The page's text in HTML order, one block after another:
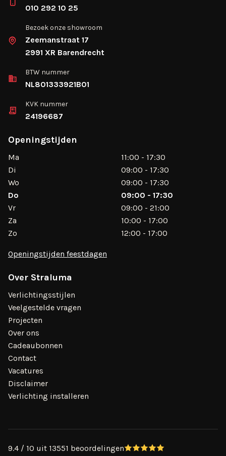
010 292 10 25
Bezoek onze showroom
Zeemanstraat 17
2991 XR Barendrecht
BTW nummer
NL801333921B01
KVK nummer
24196687
Openingstijden
Ma
11:00 - 17:30
Di
09:00 - 17:30
Wo
09:00 - 17:30
Do
09:00 - 17:30
Vr
09:00 - 21:00
Za
10:00 - 17:00
Zo
12:00 - 17:00
Openingstijden feestdagen
Over Straluma
Verlichtingsstijlen
Veelgestelde vragen
Projecten
Over ons
Cadeaubonnen
Contact
Vacatures
Disclaimer
Verlichting installeren
9.4 / 10 uit 13551 beoordelingen